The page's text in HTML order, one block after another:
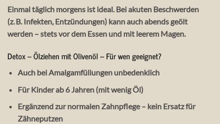
Einmal täglich morgens ist ideal. Bei akuten Beschwerden
(z. B. Infekten, Entzündungen) kann auch abends geölt
werden – stets vor dem Essen und mit leerem Magen.
Detox – Ölziehen mit Olivenöl – Für wen geeignet?
Auch bei Amalgamfüllungen unbedenklich
Für Kinder ab 6 Jahren (mit wenig Öl)
Ergänzend zur normalen Zahnpflege – kein Ersatz für
Zähneputzen